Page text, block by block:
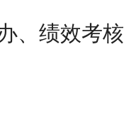
、绩效考